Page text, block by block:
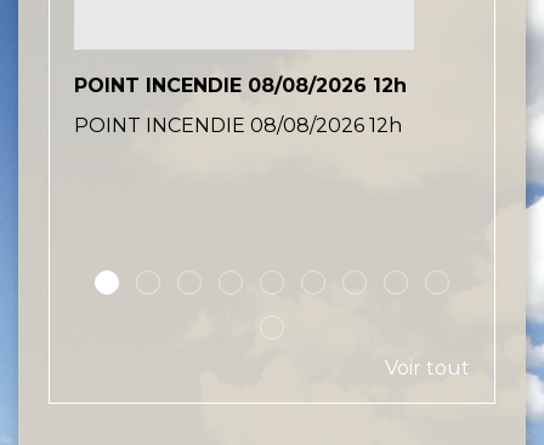
POINT INCENDIE 08/08/2026 12h
POINT INCENDIE 08/08/2026 12h
Voir tout